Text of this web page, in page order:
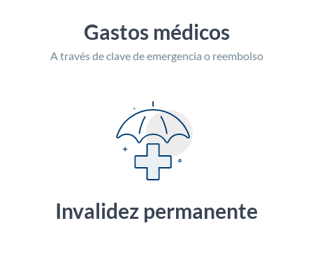
Gastos médicos
A través de clave de emergencia o reembolso
Invalidez permanente